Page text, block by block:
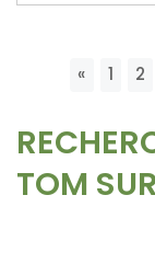
«Page
1 2
TOM